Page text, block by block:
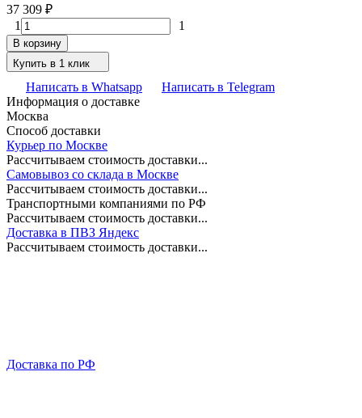
37 309 ₽
1
1
В корзину
Купить в 1 клик
Написать в Whatsapp
Написать в Telegram
Информация о доставке
Москва
Способ доставки
Курьер по Москве
Рассчитываем стоимость доставки...
Самовывоз со склада в Москве
Рассчитываем стоимость доставки...
Транспортными компаниями по РФ
Рассчитываем стоимость доставки...
Доставка в ПВЗ Яндекс
Рассчитываем стоимость доставки...
Доставка по РФ